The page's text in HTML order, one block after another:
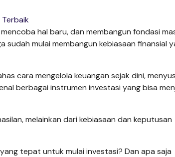
hal baru, dan membangun fondasi
sudah mulai membangun kebiasaan finansial
cara mengelola keuangan sejak dini,
berbagai instrumen investasi yang bisa
melainkan dari kebiasaan dan keputusan
tepat untuk mulai investasi? Dan apa saja